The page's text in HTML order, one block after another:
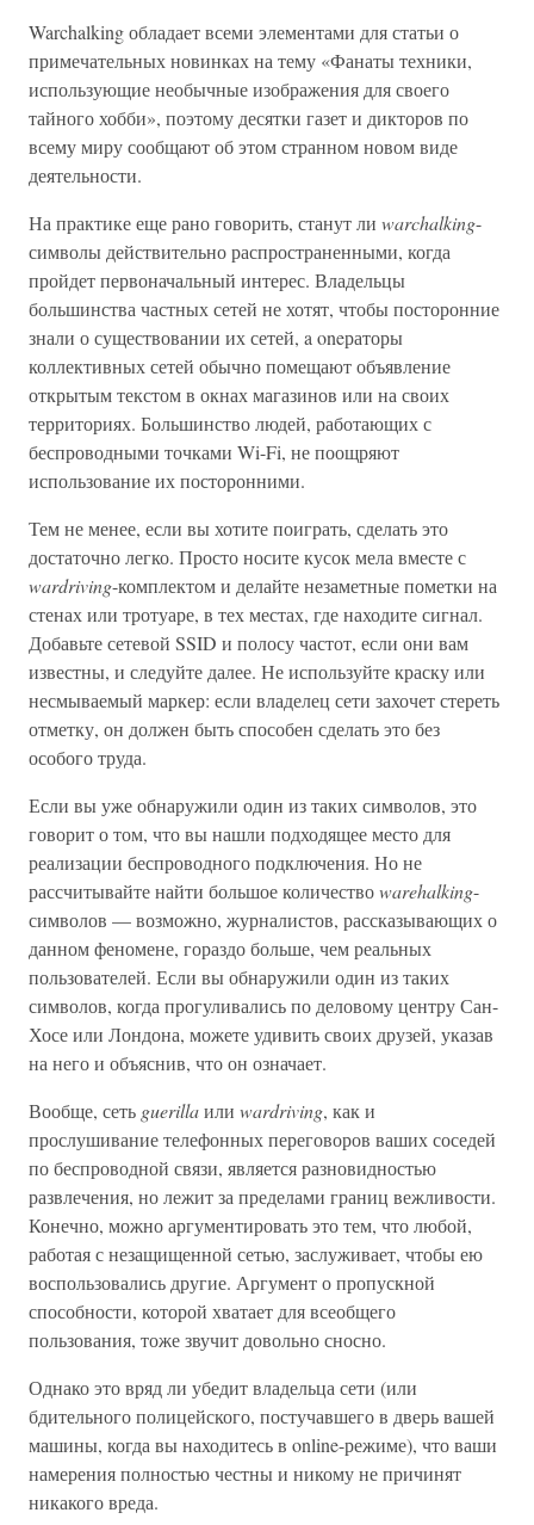
Warchalking обладает всеми элементами для статьи о
примечательных новинках на тему «Фанаты техники,
использующие необычные изображения для своего
тайного хобби», поэтому десятки газет и дикторов по
всему миру сообщают об этом странном новом виде
деятельности.
На практике еще рано говорить, станут ли warchalking-
символы действительно распространенными, когда
пройдет первоначальный интерес. Владельцы
большинства частных сетей не хотят, чтобы посторонние
знали о существовании их сетей, a oneраторы
коллективных сетей обычно помещают объявление
открытым текстом в окнах магазинов или на своих
территориях. Большинство людей, работающих с
беспроводными точками Wi-Fi, не поощряют
использование их посторонними.
Тем не менее, если вы хотите поиграть, сделать это
достаточно легко. Просто носите кусок мела вместе с
wardriving-комплектом и делайте незаметные пометки на
стенах или тротуаре, в тех местах, где находите сигнал.
Добавьте сетевой SSID и полосу частот, если они вам
известны, и следуйте далее. Не используйте краску или
несмываемый маркер: если владелец сети захочет стереть
отметку, он должен быть способен сделать это без
особого труда.
Если вы уже обнаружили один из таких символов, это
говорит о том, что вы нашли подходящее место для
реализации беспроводного подключения. Но не
рассчитывайте найти большое количествоwarehalking-
символов — возможно, журналистов, рассказывающих о
данном феномене, гораздо больше, чем реальных
пользователей. Если вы обнаружили один из таких
символов, когда прогуливались по деловому центру Сан-
Хосе или Лондона, можете удивить своих друзей, указав
на него и объяснив, что он означает.
Вообще, сеть guerillaили wardriving, как и
прослушивание телефонных переговоров ваших соседей
по беспроводной связи, является разновидностью
развлечения, но лежит за пределами границ вежливости.
Конечно, можно аргументировать это тем, что любой,
работая с незащищенной сетью, заслуживает, чтобы ею
воспользовались другие. Аргумент о пропускной
способности, которой хватает для всеобщего
пользования, тоже звучит довольно сносно.
Однако это вряд ли убедит владельца сети (или
бдительного полицейского, постучавшего в дверь вашей
машины, когда вы находитесь в online-режиме), что ваши
намерения полностью честны и никому не причинят
никакого вреда.